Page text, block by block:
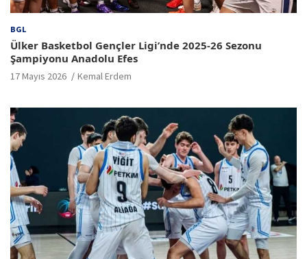
BGL
Ülker Basketbol Gençler Ligi’nde 2025-26 Sezonu
Şampiyonu Anadolu Efes
17 Mayıs 2026 Kemal Erdem